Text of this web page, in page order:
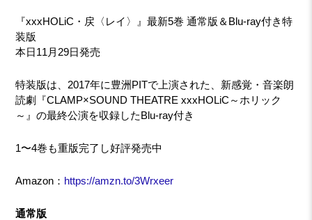
『xxxHOLiC・戻〈レイ〉』最新5巻 通常版＆Blu-ray付き特
装版
本日11月29日発売
特装版は、2017年に豊洲PITで上演された、新感覚・音楽朗
読劇『CLAMP×SOUND THEATRE xxxHOLiC～ホリック
～』の最終公演を収録したBlu-ray付き
1〜4巻も重版完了し好評発売中
Amazon： https://amzn.to/3Wrxeer
通常版